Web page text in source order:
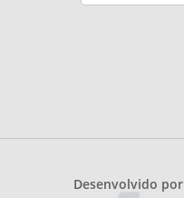
Desenvolvido por